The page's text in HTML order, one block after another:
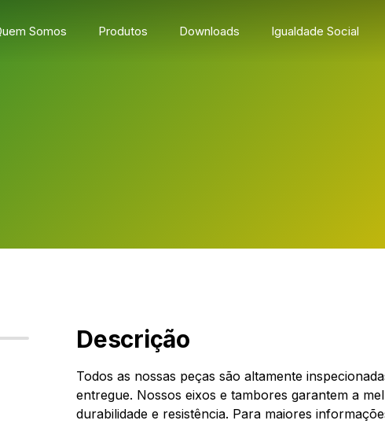
Somos Produtos Downloads Igualdade Social
Descrição
Todos as nossas peças são altamente
entregue. Nossos eixos e tambores garantem a
durabilidade e resistência. Para maiores